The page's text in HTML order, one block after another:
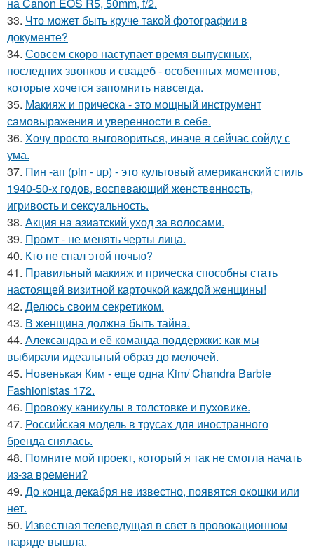
на Canon EOS R5, 50mm, f/2.
33. Что может быть круче такой фотографии в
документе?
34. Совсем скоро наступает время выпускных,
последних звонков и свадеб - особенных моментов,
которые хочется запомнить навсегда.
35. Макияж и прическа - это мощный инструмент
самовыражения и уверенности в себе.
36. Хочу просто выговориться, иначе я сейчас сойду с
ума.
37. Пин -ап (pin - up) - это культовый американский стиль
1940-50-х годов, воспевающий женственность,
игривость и сексуальность.
38. Акция на азиатский уход за волосами.
39. Промт - не менять черты лица.
40. Кто не спал этой ночью?
41. Правильный макияж и прическа способны стать
настоящей визитной карточкой каждой женщины!
42. Делюсь своим секретиком.
43. В женщина должна быть тайна.
44. Александра и её команда поддержки: как мы
выбирали идеальный образ до мелочей.
45. Новенькая Ким - еще одна Kim/ Chandra Barbie
Fashionistas 172.
46. Провожу каникулы в толстовке и пуховике.
47. Российская модель в трусах для иностранного
бренда снялась.
48. Помните мой проект, который я так не смогла начать
из-за времени?
49. До конца декабря не известно, появятся окошки или
нет.
50. Известная телеведущая в свет в провокационном
наряде вышла.